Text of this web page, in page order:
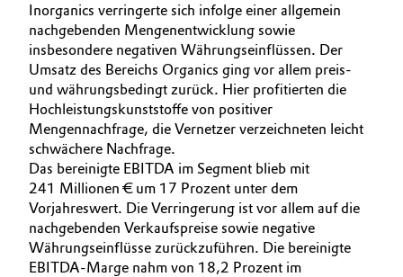
Inorganics verringerte sich infolge einer allgemein
nachgebenden Mengenentwicklung sowie
insbesondere negativen Währungseinflüssen. Der
Umsatz des Bereichs Organics ging vor allem preis-
und währungsbedingt zurück. Hier profitierten die
Hochleistungskunststoffe von positiver
Mengennachfrage, die Vernetzer verzeichneten leicht
schwächere Nachfrage.
Das bereinigte EBITDA im Segment blieb mit
241 Millionen € um 17 Prozent unter dem
Vorjahreswert. Die Verringerung ist vor allem auf die
nachgebenden Verkaufspreise sowie negative
Währungseinflüsse zurückzuführen. Die bereinigte
EBITDA-Marge nahm von 18,2 Prozent im